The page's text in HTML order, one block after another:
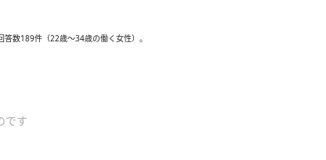
数189件（22歳〜34歳の働く女性）。
です